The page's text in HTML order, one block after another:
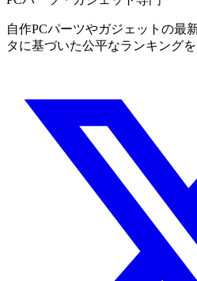
自作PCパーツやガジェットの最
タに基づいた公平なランキングを